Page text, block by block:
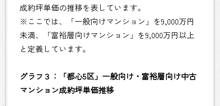
成約坪単価の推移を表しています。
※ここでは、「一般向けマンション」を9,000万円
未満、「富裕層向けマンション」を9,000万円以上
と定義しています。
グラフ３：「都心5区」一般向け・富裕層向け中古
マンション成約坪単価推移